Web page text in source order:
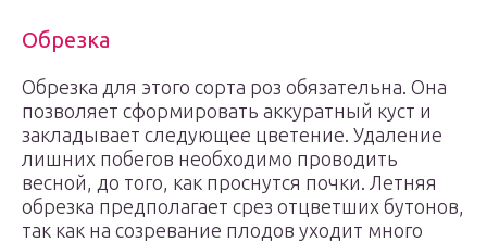
Обрезка
Обрезка для этого сорта роз обязательна. Она
позволяет сформировать аккуратный куст и
закладывает следующее цветение. Удаление
лишних побегов необходимо проводить
весной, до того, как проснутся почки. Летняя
обрезка предполагает срез отцветших бутонов,
так как на созревание плодов уходит много